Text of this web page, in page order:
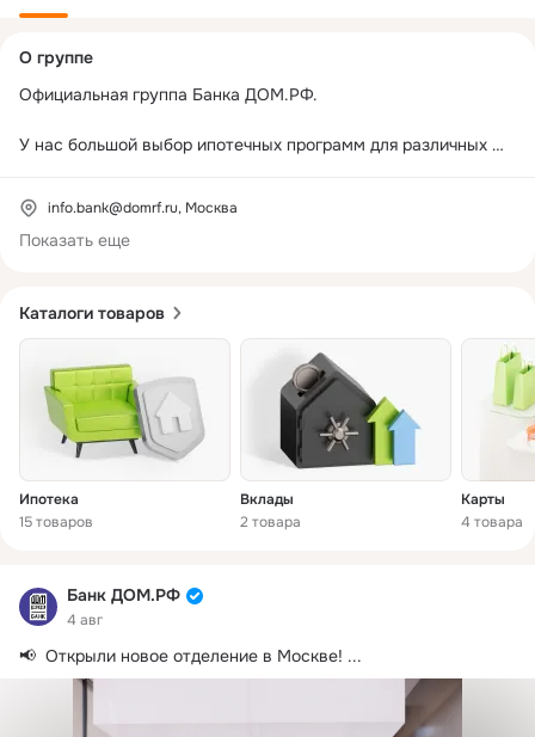
Каталоги товаров
Ипотека
15 товаров
Вклады
2 товара
Карты
4 товара
Банк ДОМ.РФ
4 авг
📢  Открыли новое отделение в Москве! ...
колонка
О группе
Официальная группа Банка ДОМ.PФ.
У нас большой выбор ипотечных программ для различных
рынке:
Заходите, подписывайтесь, будьте как дома💚
info.bank@domrf.ru, Москва
Показать еще